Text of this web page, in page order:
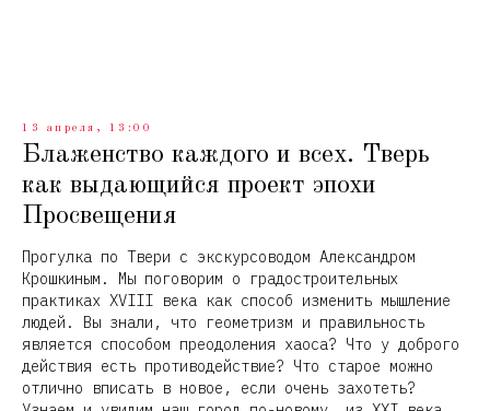
13 апреля, 13:00
Блаженство каждого и всех. Тверь
как выдающийся проект эпохи
Просвещения
Прогулка по Твери с экскурсоводом Александром
Крошкиным. Мы поговорим о градостроительных
практиках XVIII века как способ изменить мышление
людей. Вы знали, что геометризм и правильность
является способом преодоления хаоса? Что у доброго
действия есть противодействие? Что старое можно
отлично вписать в новое, если очень захотеть?